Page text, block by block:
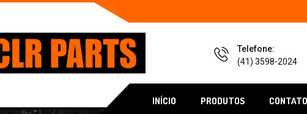
Telefone:
(41) 3598-2024
INÍCIO PRODUTOS